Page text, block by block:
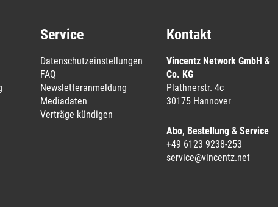
Service
Datenschutzeinstellungen
FAQ
Newsletteranmeldung
Mediadaten
Verträge kündigen
Kontakt
Vincentz Network GmbH &
Co. KG
Plathnerstr. 4c
30175 Hannover
Abo, Bestellung & Service
+49 6123 9238-253
service@vincentz.net